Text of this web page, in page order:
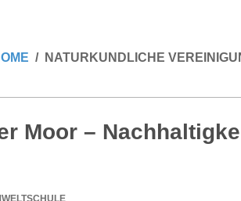
NATURKUNDLICHE
Moor –